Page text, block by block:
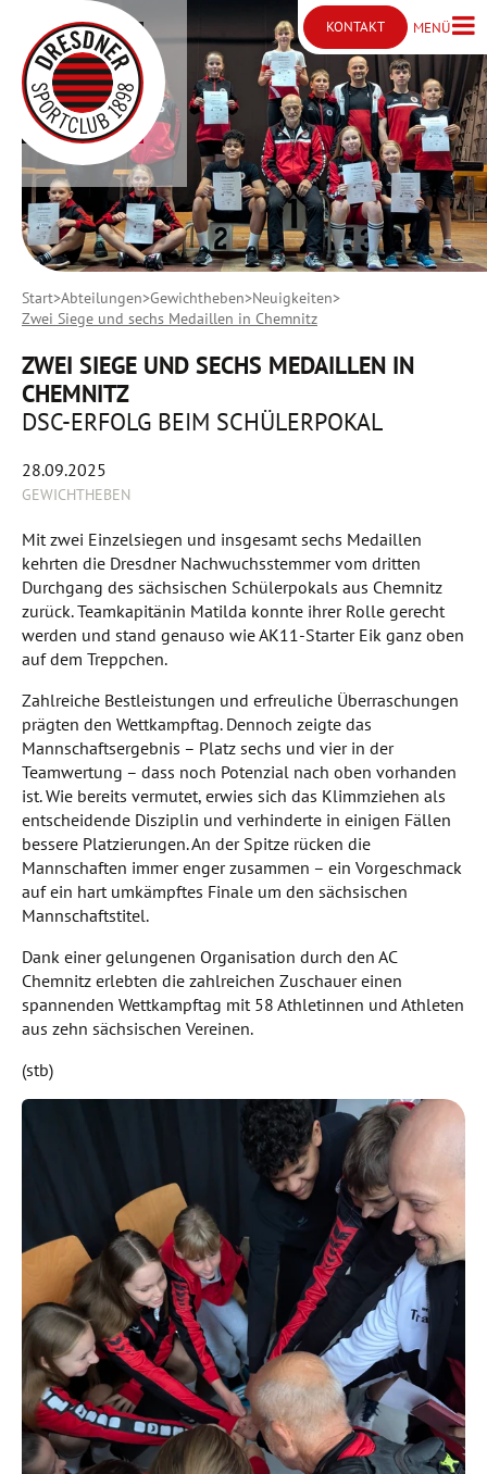
KONTAKT
Kontakt öffnen
MENÜMenü
Start Abteilungen Gewichtheben Neuigkeiten
Zwei Siege und sechs Medaillen in Chemnitz
ZWEI SIEGE UND SECHS MEDAILLEN IN
CHEMNITZ
DSC-ERFOLG BEIM SCHÜLERPOKAL
28.09.2025
GEWICHTHEBEN
Mit zwei Einzelsiegen und insgesamt sechs Medaillen
kehrten die Dresdner Nachwuchsstemmer vom dritten
Durchgang des sächsischen Schülerpokals aus Chemnitz
zurück. Teamkapitänin Matilda konnte ihrer Rolle gerecht
werden und stand genauso wie AK11-Starter Eik ganz oben
auf dem Treppchen.
Zahlreiche Bestleistungen und erfreuliche Überraschungen
prägten den Wettkampftag. Dennoch zeigte das
Mannschaftsergebnis – Platz sechs und vier in der
Teamwertung – dass noch Potenzial nach oben vorhanden
ist. Wie bereits vermutet, erwies sich das Klimmziehen als
entscheidende Disziplin und verhinderte in einigen Fällen
bessere Platzierungen. An der Spitze rücken die
Mannschaften immer enger zusammen – ein Vorgeschmack
auf ein hart umkämpftes Finale um den sächsischen
Mannschaftstitel.
Dank einer gelungenen Organisation durch den AC
Chemnitz erlebten die zahlreichen Zuschauer einen
spannenden Wettkampftag mit 58 Athletinnen und Athleten
aus zehn sächsischen Vereinen.
(stb)